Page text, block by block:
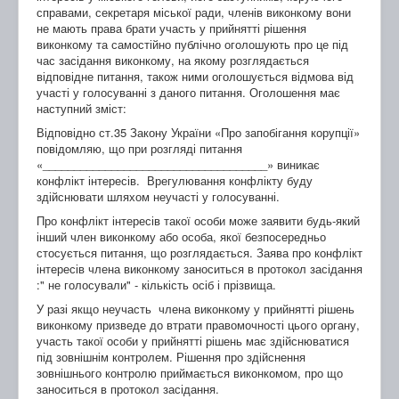
справами, секретаря міської ради, членів виконкому вони
не мають права брати участь у прийнятті рішення
виконкому та самостійно публічно оголошують про це під
час засідання виконкому, на якому розглядається
відповідне питання, також ними оголошується відмова від
участі у голосуванні з даного питання. Оголошення має
наступний зміст:
Відповідно ст.35 Закону України «Про запобігання корупції»
повідомляю, що при розгляді питання
«____________________________________» виникає
конфлікт інтересів. Врегулювання конфлікту буду
здійснювати шляхом неучасті у голосуванні.
Про конфлікт інтересів такої особи може заявити будь-який
інший член виконкому або особа, якої безпосередньо
стосується питання, що розглядається. Заява про конфлікт
інтересів члена виконкому заноситься в протокол засідання
:" не голосували" - кількість осіб і прізвища.
У разі якщо неучасть члена виконкому у прийнятті рішень
виконкому призведе до втрати правомочності цього органу,
участь такої особи у прийнятті рішень має здійснюватися
під зовнішнім контролем. Рішення про здійснення
зовнішнього контролю приймається виконкомом, про що
заноситься в протокол засідання.